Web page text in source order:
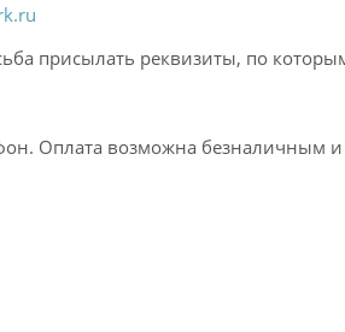
присылать реквизиты, по
Оплата возможна безналичным